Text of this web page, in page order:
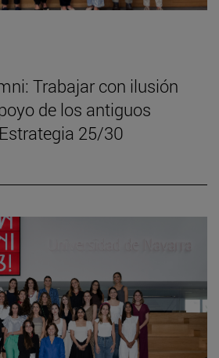
Trabajar con ilusión
de los antiguos
25/30